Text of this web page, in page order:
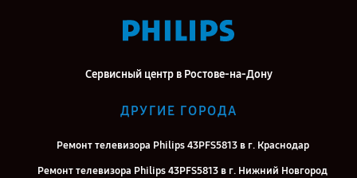
Сервисный центр в Ростове-на-Дону
ДРУГИЕ ГОРОДА
Ремонт телевизора Philips 43PFS5813 в г. Краснодар
Ремонт телевизора Philips 43PFS5813 в г. Нижний Новгород